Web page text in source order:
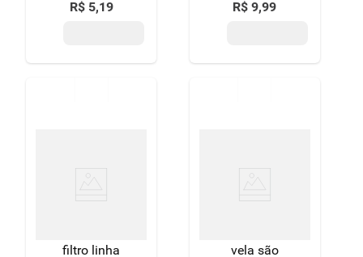
R$ 5,19 R$ 9,99
filtro linha
vela são